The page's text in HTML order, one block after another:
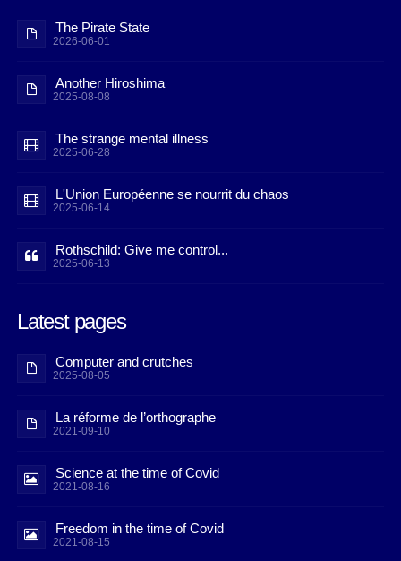
The Pirate State
2026-06-01
Another Hiroshima
2025-08-08
The strange mental illness
2025-06-28
L'Union Européenne se nourrit du chaos
2025-06-14
Rothschild: Give me control...
2025-06-13
Latest pages
Computer and crutches
2025-08-05
La réforme de l’orthographe
2021-09-10
Science at the time of Covid
2021-08-16
Freedom in the time of Covid
2021-08-15